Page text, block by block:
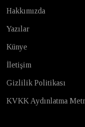
Hakkımızda
Yazılar
Künye
İletişim
Gizlilik Politikası
KVKK Aydınlatma